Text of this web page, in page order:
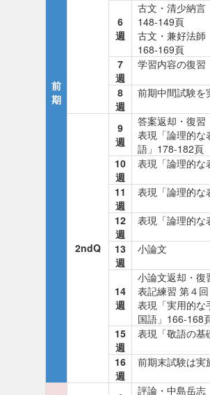
前
期
6
週
古文・清少納言
148-149頁
古文・兼好法師
168-169頁
7
週
学習内容の復習
8
週
前期中間試験を
2ndQ
9
週
答案返却・復習
表現「論理的な
語」178-182頁
10
週
表現「論理的な
11
週
表現「論理的な
12
週
表現「論理的な
13
週
小論文
14
週
小論文返却・復
表記練習 第４回
表現「実用的な
国語」166-168
15
週
表現「敬語の基
16
週
前期末試験は実
評論・中島岳志